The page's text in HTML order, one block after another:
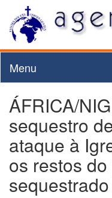
Menu
ÁFRICA/
sequestro
ataque à
os restos